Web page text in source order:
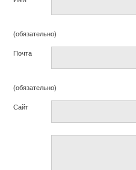
(обязательно)
Почта
(обязательно)
Сайт